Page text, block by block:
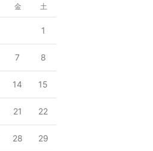
金 土
1
7 8
14 15
21 22
28 29